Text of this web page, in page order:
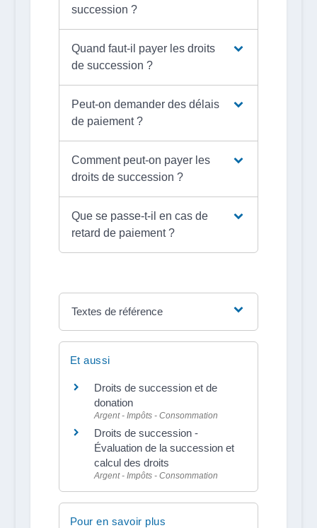
succession ?
Quand faut-il payer les droits
de succession ?
Peut-on demander des délais
de paiement ?
Comment peut-on payer les
droits de succession ?
Que se passe-t-il en cas de
retard de paiement ?
Textes de référence
Et aussi
Droits de succession et de
donation
Argent - Impôts - Consommation
Droits de succession -
Évaluation de la succession et
calcul des droits
Argent - Impôts - Consommation
Pour en savoir plus